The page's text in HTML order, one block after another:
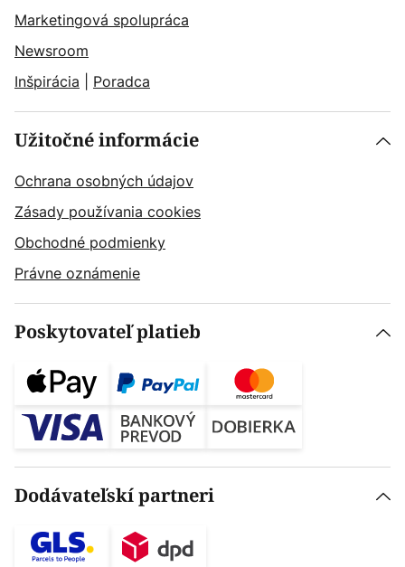
Marketingová spolupráca
Newsroom
Inšpirácia
Poradca
Užitočné informácie
Ochrana osobných údajov
Zásady používania cookies
Obchodné podmienky
Právne oznámenie
Poskytovateľ platieb
Dodávateľskí partneri